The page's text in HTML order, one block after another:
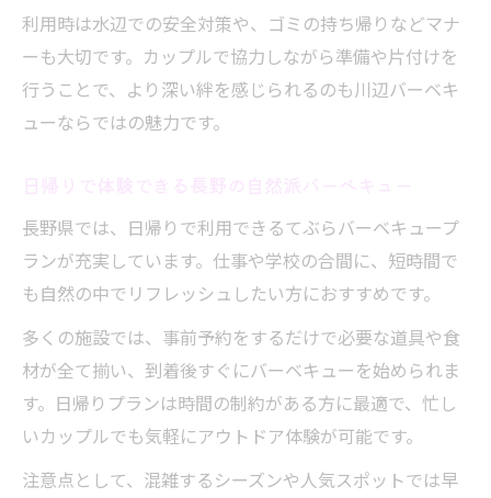
カップルに人気の日帰りバーベキュー術
長野 バーベキュー手ぶら日帰り体験の流れ
おしゃれな時間を過ごせるバーベキュープラン
手ぶらバーベキューで叶えるおしゃれな時
方
自然と調和する洗練されたバーベキュース
タイル
カップルで楽しむおしゃれなアウトドア体
験
手ぶらバーベキューで非日常を演出しよう
てぶらバーベキューが紡ぐ特別な思い出の作り
方
利用時は水辺での安全対策や、ゴミの持ち帰りなどマナ
ーも大切です。カップルで協力しながら準備や片付けを
行うことで、より深い絆を感じられるのも川辺バーベキ
ューならではの魅力です。
長野県では、日帰りで利用できるてぶらバーベキュープ
ランが充実しています。仕事や学校の合間に、短時間で
も自然の中でリフレッシュしたい方におすすめです。
多くの施設では、事前予約をするだけで必要な道具や食
材が全て揃い、到着後すぐにバーベキューを始められま
す。日帰りプランは時間の制約がある方に最適で、忙し
いカップルでも気軽にアウトドア体験が可能です。
注意点として、混雑するシーズンや人気スポットでは早